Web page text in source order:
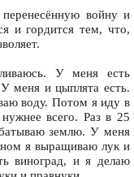
войну и
и гордится тем, что,
У меня есть
меня и цыплята есть.
воду. Потом я иду в
всего. Раз в 25
землю. У меня
я выращиваю лук и
виноград, и я делаю